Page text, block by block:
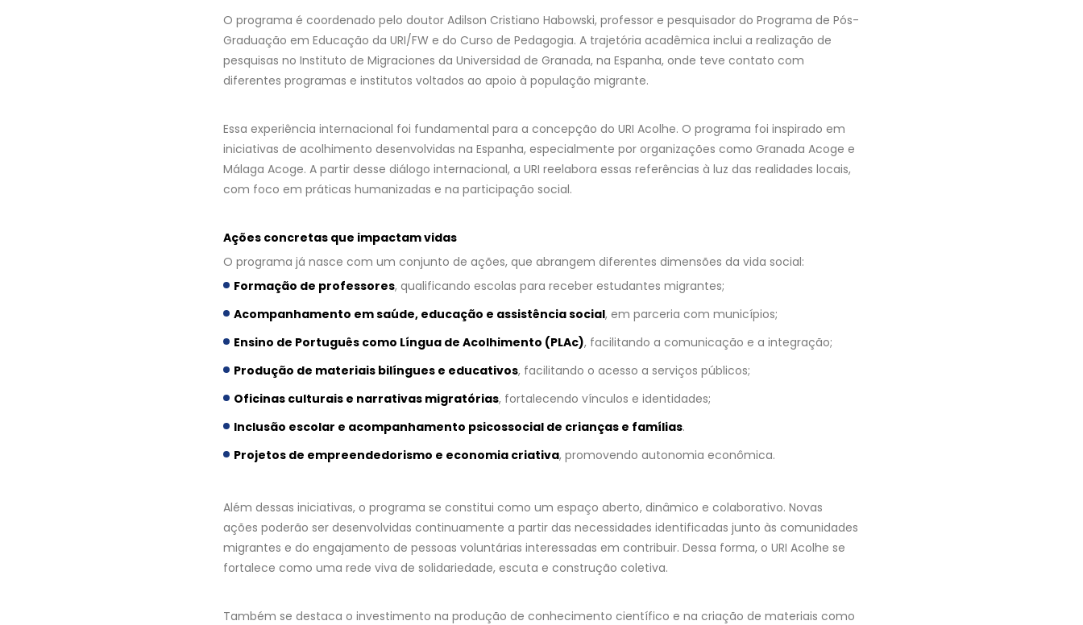
O programa é coordenado pelo doutor Adilson Cristiano Habowski, professor e pesquisador do Programa de Pós-
Graduação em Educação da URI/FW e do Curso de Pedagogia. A trajetória acadêmica inclui a realização de
pesquisas no Instituto de Migraciones da Universidad de Granada, na Espanha, onde teve contato com
diferentes programas e institutos voltados ao apoio à população migrante.
Essa experiência internacional foi fundamental para a concepção do URI Acolhe. O programa foi inspirado em
iniciativas de acolhimento desenvolvidas na Espanha, especialmente por organizações como Granada Acoge e
Málaga Acoge. A partir desse diálogo internacional, a URI reelabora essas referências à luz das realidades locais,
com foco em práticas humanizadas e na participação social.
Ações concretas que impactam vidas
O programa já nasce com um conjunto de ações, que abrangem diferentes dimensões da vida social:
Formação de professores, qualificando escolas para receber estudantes migrantes;
Acompanhamento em saúde, educação e assistência social, em parceria com municípios;
Ensino de Português como Língua de Acolhimento (PLAc), facilitando a comunicação e a integração;
Produção de materiais bilíngues e educativos, facilitando o acesso a serviços públicos;
Oficinas culturais e narrativas migratórias, fortalecendo vínculos e identidades;
Inclusão escolar e acompanhamento psicossocial de crianças e famílias.
Projetos de empreendedorismo e economia criativa, promovendo autonomia econômica.
Além dessas iniciativas, o programa se constitui como um espaço aberto, dinâmico e colaborativo. Novas
ações poderão ser desenvolvidas continuamente a partir das necessidades identificadas junto às comunidades
migrantes e do engajamento de pessoas voluntárias interessadas em contribuir. Dessa forma, o URI Acolhe se
fortalece como uma rede viva de solidariedade, escuta e construção coletiva.
Também se destaca o investimento na produção de conhecimento científico e na criação de materiais como